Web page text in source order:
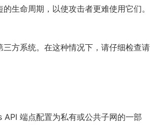
生命周期，以使攻击者更难使用它们。
方系统。在这种情况下，请仔细检查请
端点配置为私有或公共子网的一部